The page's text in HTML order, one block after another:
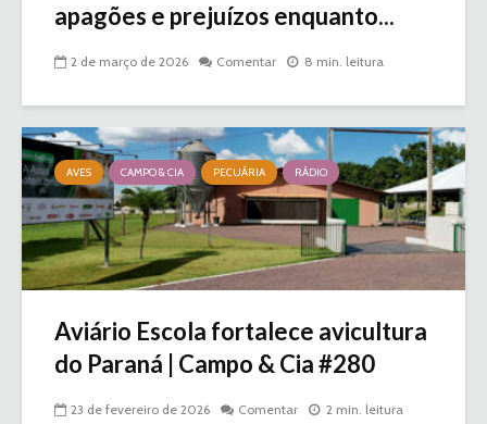
apagões e prejuízos enquanto...
2 de março de 2026 Comentar 8 min. leitura
AVES CAMPO & CIA PECUÁRIA RÁDIO
Aviário Escola fortalece avicultura
do Paraná | Campo & Cia #280
23 de fevereiro de 2026 Comentar 2 min. leitura